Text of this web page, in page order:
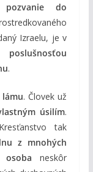
pozvanie do
Izraelu, je v
poslušnosťou
.
. Človek už
úsilím.
tak
z mnohých
osoba neskôr